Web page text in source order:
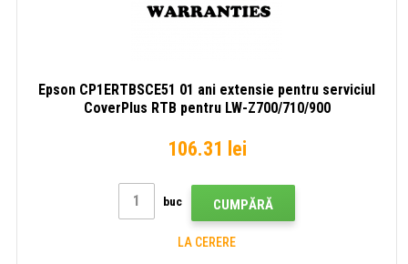
Epson CP1ERTBSCE51 01 ani extensie pentru serviciul
CoverPlus RTB pentru LW-Z700/710/900
106.31 lei
buc CUMPĂRĂ
LA CERERE